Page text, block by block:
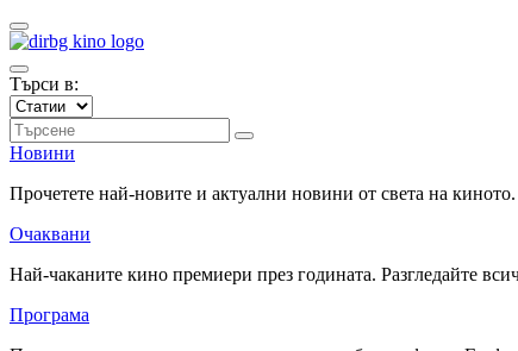
Търси в:
Новини
Прочетете най-новите и актуални новини от света на
Очаквани
Най-чаканите кино премиери през годината. Разгледайте
Програма